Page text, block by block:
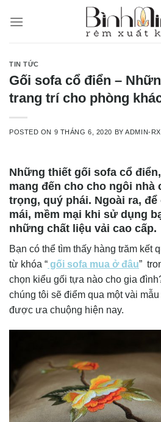
TIN TỨC
Gối sofa cổ điển –
trang trí cho phòng
POSTED ON 9 THÁNG 6, 2020 BYADMIN-
Những thiết gối sofa cổ
mang đến cho cho ngôi nhà
trọng, quý phái. Ngoài ra,
mái, mềm mại khi sử dụng
những chất liệu vải cao cấp.
Bạn có thể tìm thấy hàng trăm kết
từ khóa “ gối sofa mua ở đâu”
chọn kiểu gối tựa nào cho gia
chúng tôi sẽ điểm qua một vài mẫu
được ưa chuộng hiện nay.